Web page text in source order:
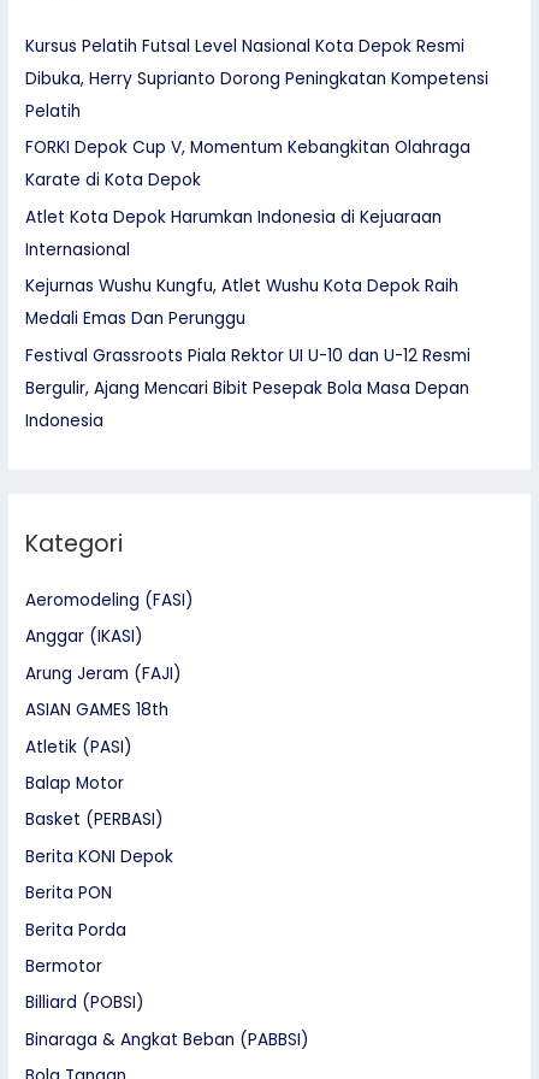
Kursus Pelatih Futsal Level Nasional Kota Depok Resmi
Dibuka, Herry Suprianto Dorong Peningkatan Kompetensi
Pelatih
FORKI Depok Cup V, Momentum Kebangkitan Olahraga
Karate di Kota Depok
Atlet Kota Depok Harumkan Indonesia di Kejuaraan
Internasional
Kejurnas Wushu Kungfu, Atlet Wushu Kota Depok Raih
Medali Emas Dan Perunggu
Festival Grassroots Piala Rektor UI U-10 dan U-12 Resmi
Bergulir, Ajang Mencari Bibit Pesepak Bola Masa Depan
Indonesia
Kategori
Aeromodeling (FASI)
Anggar (IKASI)
Arung Jeram (FAJI)
ASIAN GAMES 18th
Atletik (PASI)
Balap Motor
Basket (PERBASI)
Berita KONI Depok
Berita PON
Berita Porda
Bermotor
Billiard (POBSI)
Binaraga & Angkat Beban (PABBSI)